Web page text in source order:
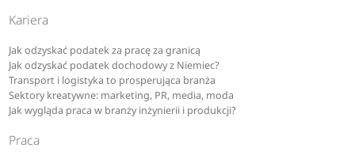
Kariera
Jak odzyskać podatek za pracę za granicą
Jak odzyskać podatek dochodowy z Niemiec?
Transport i logistyka to prosperująca branża
Sektory kreatywne: marketing, PR, media, moda
Jak wygląda praca w branży inżynierii i produkcji?
Praca